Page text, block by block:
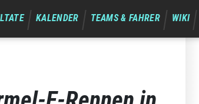
KALENDER TEAMS & FAHRER WIKI